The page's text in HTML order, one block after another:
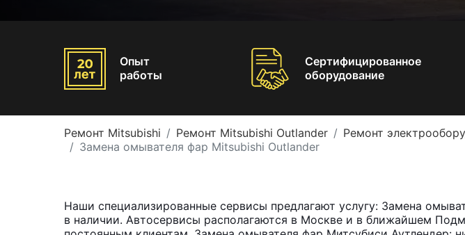
Опыт
работы
Сертифицированное
оборудование
Ремонт Mitsubishi Ремонт Mitsubishi Outlander
Ремонт
Замена омывателя фар Mitsubishi Outlander
Наши специализированные сервисы предлагают услугу: Замена
в наличии. Автосервисы располагаются в Москве и в ближайшем